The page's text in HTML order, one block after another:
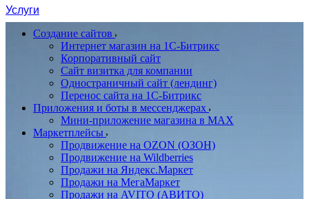
Услуги
Создание сайтов
Интернет магазин на 1С-Битрикс
Корпоративный сайт
Сайт визитка для компании
Одностраничный сайт (лендинг)
Перенос сайта на 1С-Битрикс
Приложения и боты в мессенджерах
Мини-приложение магазина в MAX
Маркетплейсы
Продвижение на OZON (ОЗОН)
Продвижение на Wildberries
Продажи на Яндекс.Маркет
Продажи на МегаМаркет
Продажи на AVITO (АВИТО)